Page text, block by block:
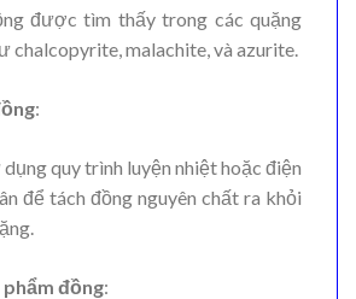
được tìm thấy trong các quặng
chalcopyrite, malachite, và azurite.
:
dụng quy trình luyện nhiệt hoặc điện
để tách đồng nguyên chất ra khỏi
phẩm đồng: